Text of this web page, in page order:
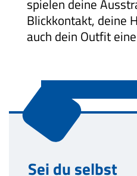
spielen deine
Blickkontakt, deine
auch dein Outfit
Sei du selbst